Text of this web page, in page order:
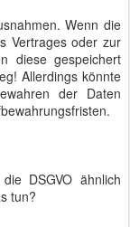
Wenn die
Vertrages oder zur
diese gespeichert
Allerdings könnte
der Daten
DSGVO ähnlich
tun?